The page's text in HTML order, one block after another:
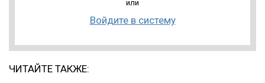
или
Войдите в систему
ЧИТАЙТЕ ТАКЖЕ: